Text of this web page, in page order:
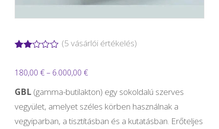
az
ből,
értékelés
alapján
(5 vásárlói értékelés)
180,00 €– 6.000,00 €Ártartomány:
180,00 €
6.000,00 €
GBL (gamma-butilakton) egy sokoldalú szerves
vegyület, amelyet széles körben használnak a
vegyiparban, a tisztításban és a kutatásban. Erőteljes